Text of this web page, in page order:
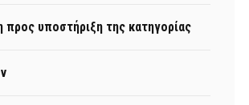
προς υποστήριξη της κατηγορίας